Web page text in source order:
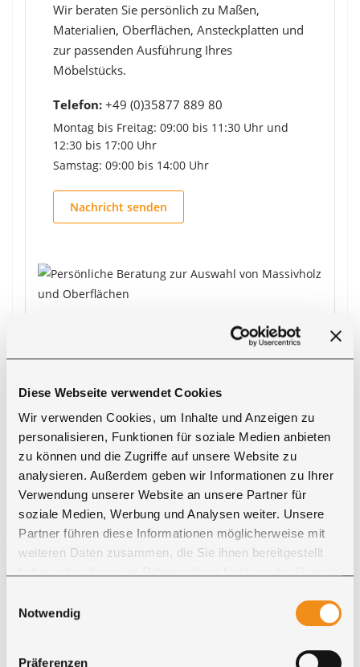
Diese Webseite verwendet Cookies
Wir verwenden Cookies, um Inhalte und Anzeigen zu
personalisieren, Funktionen für soziale Medien anbieten
zu können und die Zugriffe auf unsere Website zu
analysieren. Außerdem geben wir Informationen zu Ihrer
Verwendung unserer Website an unsere Partner für
soziale Medien, Werbung und Analysen weiter. Unsere
Partner führen diese Informationen möglicherweise mit
weiteren Daten zusammen, die Sie ihnen bereitgestellt
Cookies, wenn Sie unsere Webseite weiterhin nutzen.
Notwendig
Präferenzen
Wir beraten Sie persönlich zu Maßen,
Materialien, Oberflächen, Ansteckplatten und
zur passenden Ausführung Ihres
Möbelstücks.
Telefon: +49 (0)35877 889 80
Montag bis Freitag: 09:00 bis 11:30 Uhr und
12:30 bis 17:00 Uhr
Samstag: 09:00 bis 14:00 Uhr
Nachricht senden
Referenzen unserer Kunden
Michael S.
„Wir sind sehr zufrieden mit dem tollen Tisch.
Vielen Dank und liebe Grüße.“